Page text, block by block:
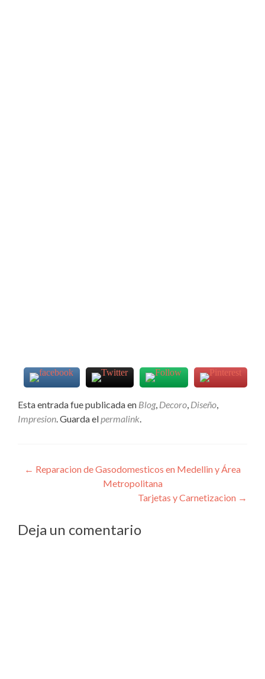
Esta entrada fue publicada en Blog, Decoro, Diseño,
Impresion. Guarda elpermalink.
Navegación
← Reparacion de Gasodomesticos en Medellin y Área
Metropolitana
Tarjetas y Carnetizacion →
Deja un comentario